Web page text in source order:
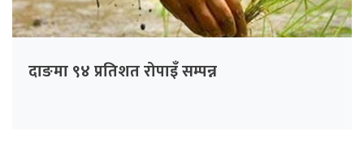
दाङमा ९४ प्रतिशत रोपाइँ सम्पन्न